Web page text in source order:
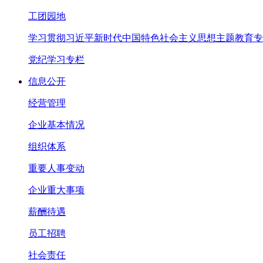
工团园地
学习贯彻习近平新时代中国特色社会主义思想主题教育
党纪学习专栏
信息公开
经营管理
企业基本情况
组织体系
重要人事变动
企业重大事项
薪酬待遇
员工招聘
社会责任